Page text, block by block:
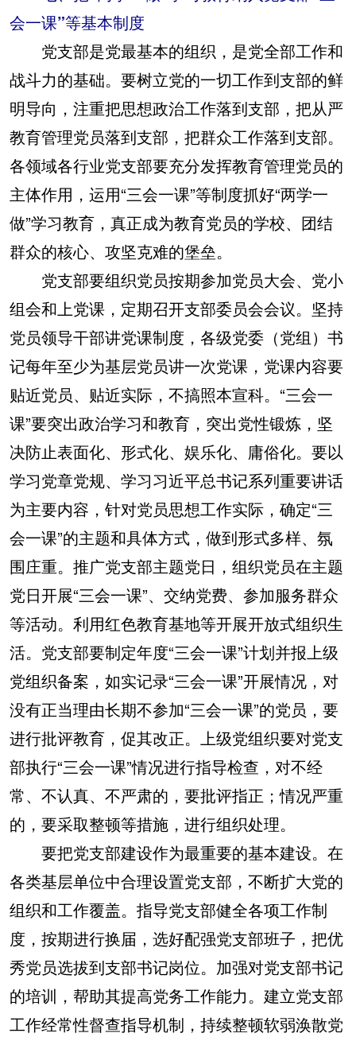
会一课”等基本制度
党支部是党最基本的组织，是党全部工作和
战斗力的基础。要树立党的一切工作到支部的鲜
明导向，注重把思想政治工作落到支部，把从严
教育管理党员落到支部，把群众工作落到支部。
各领域各行业党支部要充分发挥教育管理党员的
主体作用，运用“三会一课”等制度抓好“两学一
做”学习教育，真正成为教育党员的学校、团结
群众的核心、攻坚克难的堡垒。
党支部要组织党员按期参加党员大会、党小
组会和上党课，定期召开支部委员会会议。坚持
党员领导干部讲党课制度，各级党委（党组）书
记每年至少为基层党员讲一次党课，党课内容要
贴近党员、贴近实际，不搞照本宣科。“三会一
课”要突出政治学习和教育，突出党性锻炼，坚
决防止表面化、形式化、娱乐化、庸俗化。要以
学习党章党规、学习习近平总书记系列重要讲话
为主要内容，针对党员思想工作实际，确定“三
会一课”的主题和具体方式，做到形式多样、氛
围庄重。推广党支部主题党日，组织党员在主题
党日开展“三会一课”、交纳党费、参加服务群众
等活动。利用红色教育基地等开展开放式组织生
活。党支部要制定年度“三会一课”计划并报上级
党组织备案，如实记录“三会一课”开展情况，对
没有正当理由长期不参加“三会一课”的党员，要
进行批评教育，促其改正。上级党组织要对党支
部执行“三会一课”情况进行指导检查，对不经
常、不认真、不严肃的，要批评指正；情况严重
的，要采取整顿等措施，进行组织处理。
要把党支部建设作为最重要的基本建设。在
各类基层单位中合理设置党支部，不断扩大党的
组织和工作覆盖。指导党支部健全各项工作制
度，按期进行换届，选好配强党支部班子，把优
秀党员选拔到支部书记岗位。加强对党支部书记
的培训，帮助其提高党务工作能力。建立党支部
工作经常性督查指导机制，持续整顿软弱涣散党